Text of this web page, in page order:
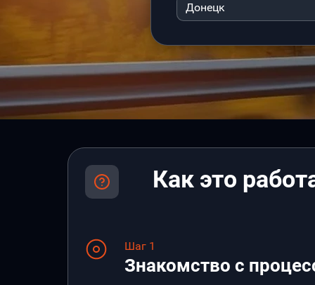
Донецк
Как это
Шаг 1
Знакомство с